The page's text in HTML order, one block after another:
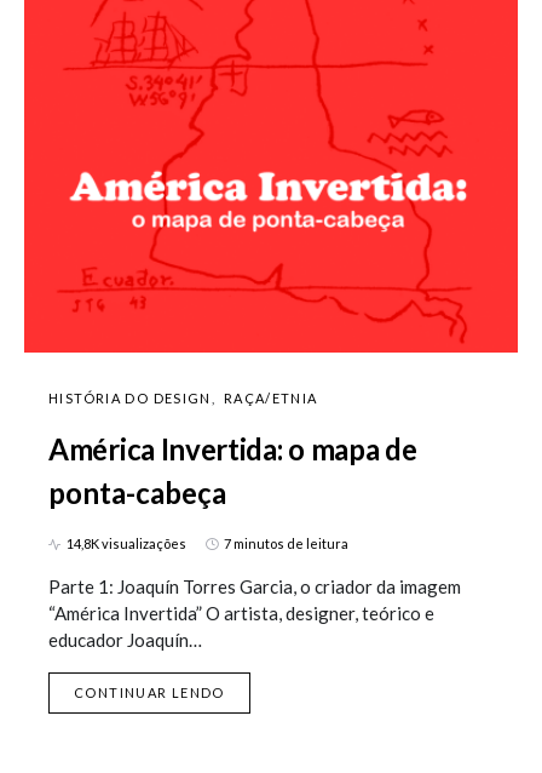
HISTÓRIA DO DESIGN RAÇA/ETNIA
América Invertida: o mapa de
ponta-cabeça
14,8K visualizações 7 minutos de leitura
Parte 1: Joaquín Torres Garcia, o criador da imagem
“América Invertida” O artista, designer, teórico e
educador Joaquín…
CONTINUAR LENDO